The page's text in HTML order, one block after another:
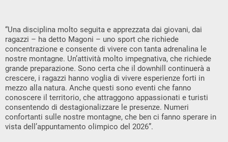
“Una disciplina molto seguita e apprezzata dai giovani, dai
ragazzi – ha detto Magoni – uno sport che richiede
concentrazione e consente di vivere con tanta adrenalina le
nostre montagne. Un’attività molto impegnativa, che richiede
grande preparazione. Sono certa che il downhill continuerà a
crescere, i ragazzi hanno voglia di vivere esperienze forti in
mezzo alla natura. Anche questi sono eventi che fanno
conoscere il territorio, che attraggono appassionati e turisti
consentendo di destagionalizzare le presenze. Numeri
confortanti sulle nostre montagne, che ben ci fanno sperare in
vista dell’appuntamento olimpico del 2026”.